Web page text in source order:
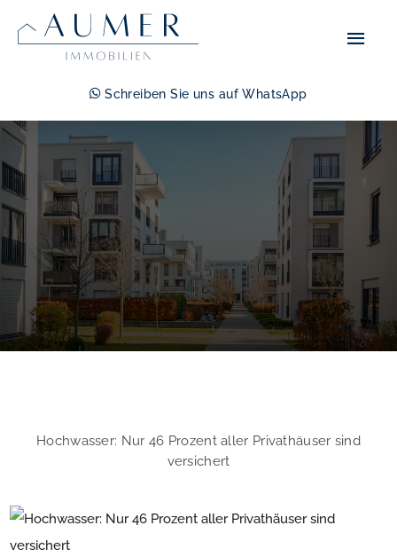
Schreiben Sie uns auf WhatsApp
Hochwasser: Nur 46 Prozent aller Privathäuser sind
versichert